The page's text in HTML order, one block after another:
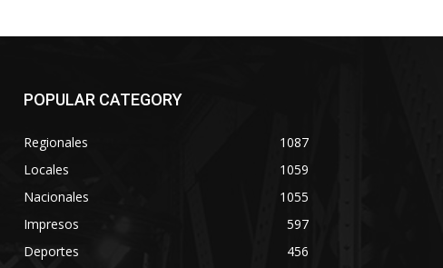
POPULAR CATEGORY
Regionales
1087
Locales
1059
Nacionales
1055
Impresos
597
Deportes
456